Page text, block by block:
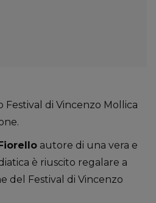
Festival di Vincenzo Mollica
autore di una vera e
è riuscito regalare a
del Festival di Vincenzo